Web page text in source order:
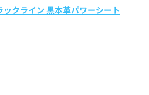
ックライン 黒本革パワーシート